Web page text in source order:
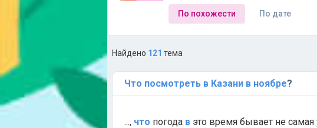
По похожести По дате
Найдено 121 тема
Что посмотреть в Казани в ноябре?
..., что погода в это время бывает не самая